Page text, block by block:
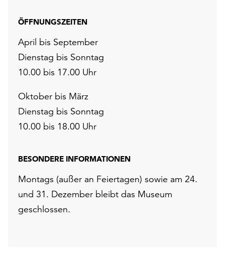
ÖFFNUNGSZEITEN
April bis September
Dienstag bis Sonntag
10.00 bis 17.00 Uhr
Oktober bis März
Dienstag bis Sonntag
10.00 bis 18.00 Uhr
BESONDERE INFORMATIONEN
Montags (außer an Feiertagen) sowie am 24.
und 31. Dezember bleibt das Museum
geschlossen.